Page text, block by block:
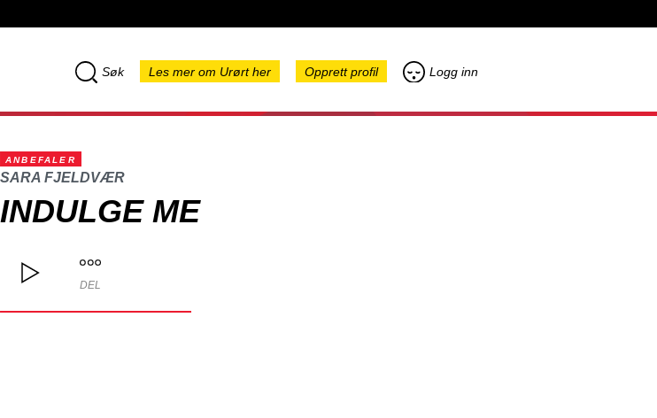
Søk Les mer om Urørt her Opprett profil Logg inn
ANBEFALER
SARA FJELDVÆR
INDULGE ME
DEL